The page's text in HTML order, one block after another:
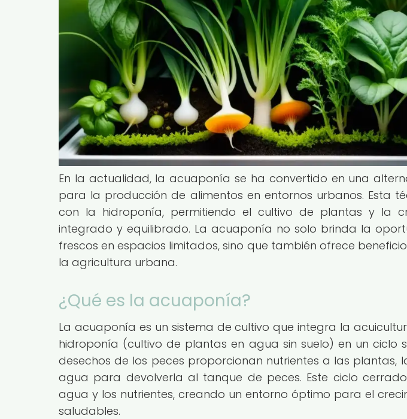
En la actualidad, la acuaponía se ha convertido en una
para la producción de alimentos en entornos urbanos. Esta
con la hidroponía, permitiendo el cultivo de plantas y la
integrado y equilibrado. La acuaponía no solo brinda la
frescos en espacios limitados, sino que también ofrece
la agricultura urbana.
¿Qué es la acuaponía?
La acuaponía es un sistema de cultivo que integra la
hidroponía (cultivo de plantas en agua sin suelo) en un ciclo
desechos de los peces proporcionan nutrientes a las plantas,
agua para devolverla al tanque de peces. Este ciclo
agua y los nutrientes, creando un entorno óptimo para el
saludables.